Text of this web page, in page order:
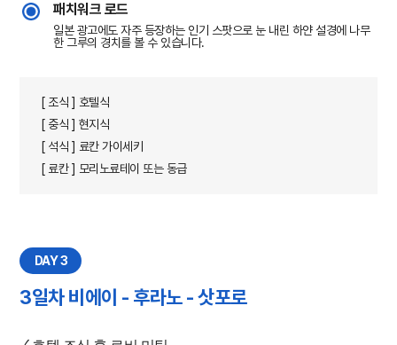
패치워크 로드
일본 광고에도 자주 등장하는 인기 스팟으로 눈 내린 하얀 설경에 나무
한 그루의 경치를 볼 수 있습니다.
[ 조식 ] 호텔식
[ 중식 ] 현지식
[ 석식 ] 료칸 가이세키
[ 료칸 ] 모리노료테이 또는 동급
DAY 3
3일차 비에이 - 후라노 - 삿포로